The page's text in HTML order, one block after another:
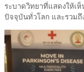
ระบาดวิทยาที่แสดงให้เ
ปัจจุบันทั่วโลก และรวมถึ